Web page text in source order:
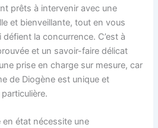
prêts à intervenir avec une
et bienveillante, tout en vous
la concurrence. C’est à
et un savoir-faire délicat
prise en charge sur mesure, car
de Diogène est unique et
état nécessite une